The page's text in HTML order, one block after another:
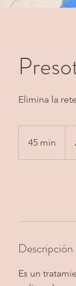
Elimina la
45 min
Descripción
Es un